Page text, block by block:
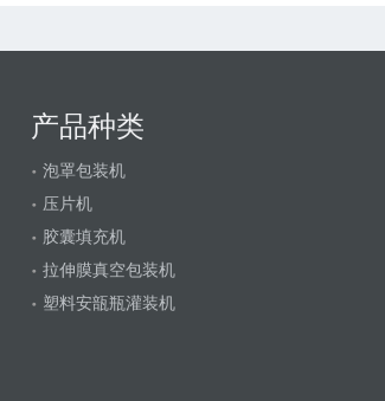
产品种类
泡罩包装机
压片机
胶囊填充机
拉伸膜真空包装机
塑料安瓿瓶灌装机